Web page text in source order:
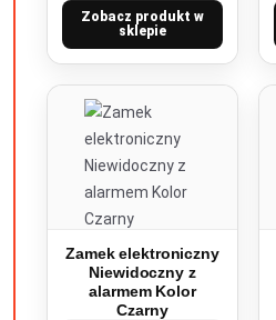
Zobacz produkt w
sklepie
Zamek elektroniczny
Niewidoczny z
alarmem Kolor
Czarny